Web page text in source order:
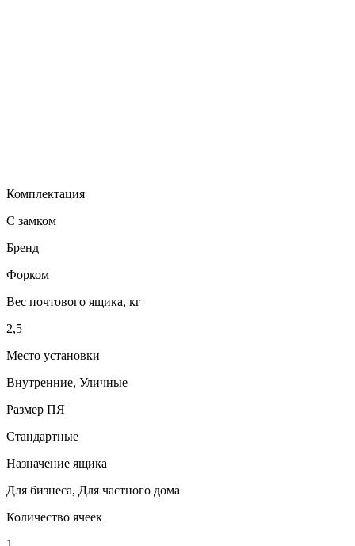
Комплектация
С замком
Бренд
Форком
Вес почтового ящика, кг
2,5
Место установки
Внутренние, Уличные
Размер ПЯ
Стандартные
Назначение ящика
Для бизнеса, Для частного дома
Количество ячеек